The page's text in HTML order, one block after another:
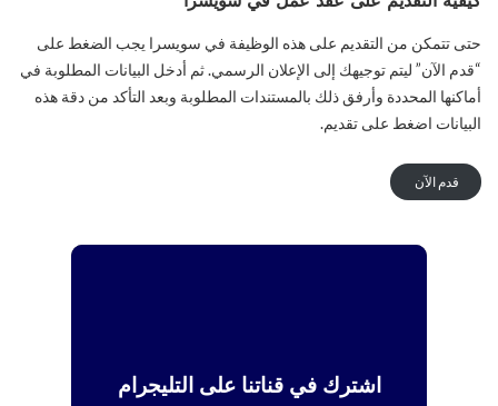
حتى تتمكن من التقديم على هذه الوظيفة في سويسرا يجب الضغط على
“قدم الآن” ليتم توجيهك إلى الإعلان الرسمي. ثم أدخل البيانات المطلوبة في
أماكنها المحددة وأرفق ذلك بالمستندات المطلوبة وبعد التأكد من دقة هذه
البيانات اضغط على تقديم.
قدم الآن
اشترك في قناتنا على التليجرام